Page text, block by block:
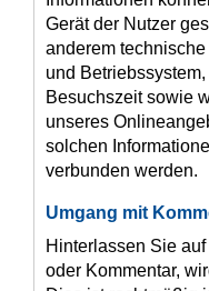
Gerät der Nutzer
anderem
und
Besuchszeit sowie
unseres
solchen
verbunden werden.
Umgang mit
Hinterlassen Sie
oder Kommentar,